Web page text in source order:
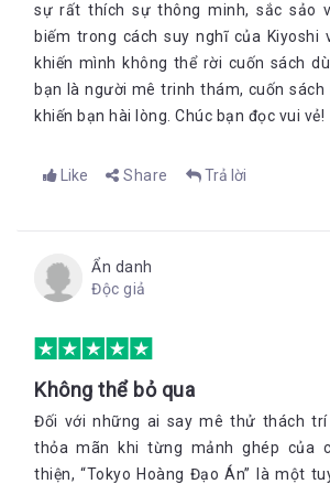
sự rất thích sự thông minh, sắc sảo
biếm trong cách suy nghĩ của Kiyoshi
khiến mình không thể rời cuốn sách
bạn là người mê trinh thám, cuốn sách
khiến bạn hài lòng. Chúc bạn đọc vui vẻ!
Like Share Trả lời
Ẩn danh
Độc giả
Không thể bỏ qua
Đối với những ai say mê thử thách
thỏa mãn khi từng mảnh ghép của
thiện, “Tokyo Hoàng Đạo Án” là một